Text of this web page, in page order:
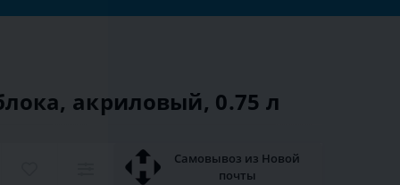
акриловый, 0.75 л
Самовывоз из Новой
почты